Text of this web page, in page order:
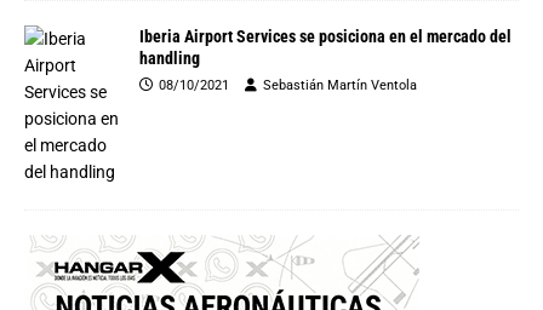
Iberia Airport Services se posiciona en el mercado del
handling
08/10/2021 Sebastián Martín Ventola